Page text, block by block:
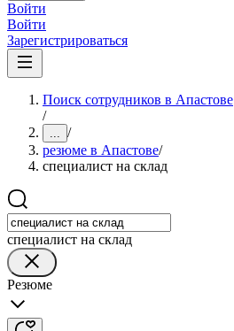
Войти
Войти
Зарегистрироваться
Поиск сотрудников в Апастове
/
... /
резюме в Апастове/
специалист на склад
специалист на склад
Резюме